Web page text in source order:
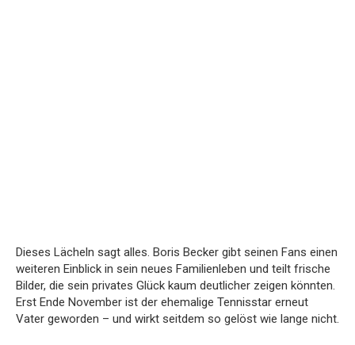
Dieses Lächeln sagt alles. Boris Becker gibt seinen Fans einen
weiteren Einblick in sein neues Familienleben und teilt frische
Bilder, die sein privates Glück kaum deutlicher zeigen könnten.
Erst Ende November ist der ehemalige Tennisstar erneut
Vater geworden – und wirkt seitdem so gelöst wie lange nicht.